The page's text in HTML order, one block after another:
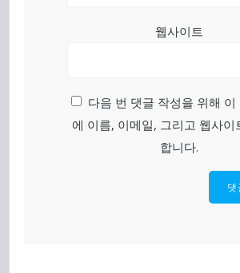
웹사이트
다음 번 댓글 작성을 위해 이
에 이름, 이메일, 그리고 웹사이
합니다.